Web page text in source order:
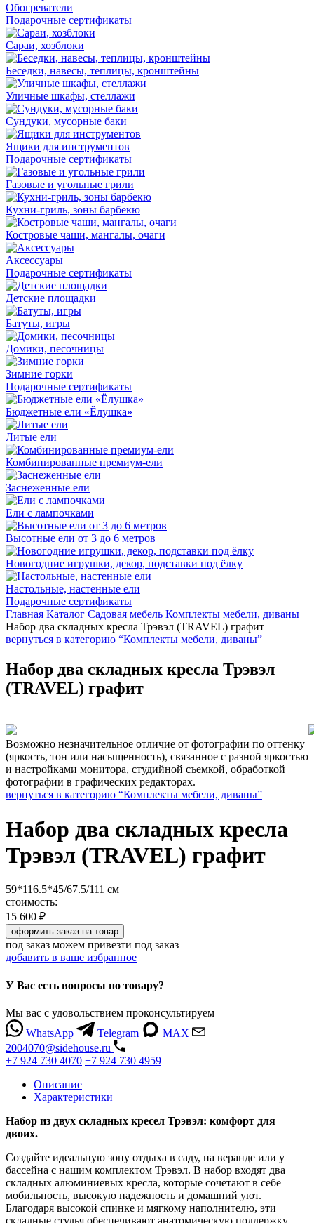
Обогреватели
Подарочные сертификаты
Сараи, хозблоки
Беседки, навесы, теплицы, кронштейны
Уличные шкафы, стеллажи
Сундуки, мусорные баки
Ящики для инструментов
Подарочные сертификаты
Газовые и угольные грили
Кухни-гриль, зоны барбекю
Костровые чаши, мангалы, очаги
Аксессуары
Подарочные сертификаты
Детские площадки
Батуты, игры
Домики, песочницы
Зимние горки
Подарочные сертификаты
Бюджетные ели «Ёлушка»
Литые ели
Комбинированные премиум-ели
Заснеженные ели
Ели с лампочками
Высотные ели от 3 до 6 метров
Новогодние игрушки, декор, подставки под ёлку
Настольные, настенные ели
Подарочные сертификаты
Главная Каталог Садовая мебель Комплекты мебели, диваны
Набор два складных кресла Трэвэл (TRAVEL) графит
вернуться в категорию “Комплекты мебели, диваны”
Набор два складных кресла Трэвэл
(TRAVEL) графит
Возможно незначительное отличие от фотографии по оттенку
(яркость, тон или насыщенность), связанное с разной яркостью
и настройками монитора, студийной съемкой, обработкой
фотографии в графических редакторах.
вернуться в категорию “Комплекты мебели, диваны”
Набор два складных кресла
Трэвэл (TRAVEL) графит
59*116.5*45/67.5/111 см
стоимость:
15 600 ₽
оформить заказ на товар
под заказ можем привезти под заказ
добавить в ваше избранное
У Вас есть вопросы по товару?
Мы вас с удовольствием проконсультируем
WhatsApp
Telegram
MAX
2004070@sidehouse.ru
+7 924 730 4070 +7 924 730 4959
Описание
Характеристики
Набор из двух складных кресел Трэвэл: комфорт для
двоих.
Создайте идеальную зону отдыха в саду, на веранде или у
бассейна с нашим комплектом Трэвэл. В набор входят два
складных алюминиевых кресла, которые сочетают в себе
мобильность, высокую надежность и домашний уют.
Благодаря высокой спинке и мягкому наполнителю, эти
складные стулья обеспечивают анатомическую поддержку